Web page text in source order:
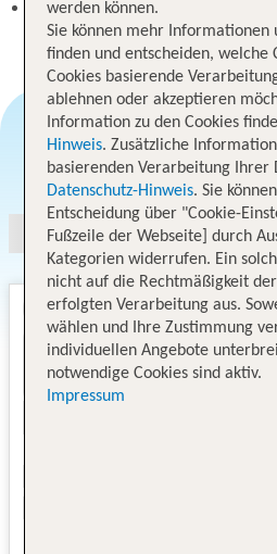
Perfekter Ausgangspunkt
Park und der Oxford Street
Angebotsauswahl
werden können.
Sie können mehr Informationen
finden und entscheiden, welche
Cookies basierende
ablehnen oder akzeptieren
Information zu den Cookies
Hinweis. Zusätzliche
basierenden Verarbeitung Ihrer
Datenschutz-Hinweis. Sie
Entscheidung über "Cookie-
Fußzeile der Webseite] durch
Kategorien widerrufen. Ein
nicht auf die Rechtmäßigkeit
erfolgten Verarbeitung aus.
wählen und Ihre Zustimmung
individuellen Angebote
notwendige Cookies sind aktiv.
Impressum